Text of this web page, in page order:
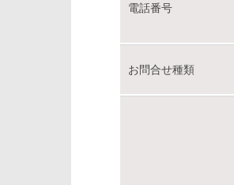
電話番号
お問合せ種類